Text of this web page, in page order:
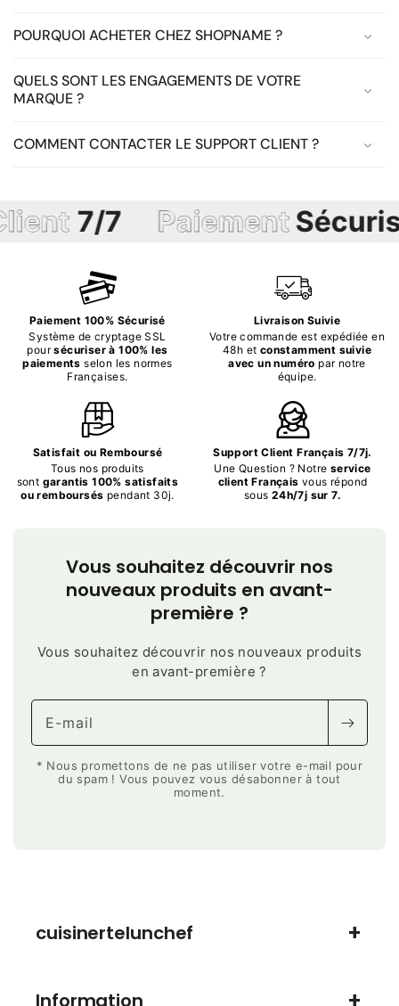
POURQUOI ACHETER CHEZ SHOPNAME ?
QUELS SONT LES ENGAGEMENTS DE VOTRE
MARQUE ?
COMMENT CONTACTER LE SUPPORT CLIENT ?
7/7 PaiementSécurisé
Paiement 100% Sécurisé
Système de cryptage SSL
poursécuriser à 100% les
paiements selon les normes
Françaises.
Livraison Suivie
Votre commande est expédiée en
48h et constamment suivie
avec un numéro par notre
équipe.
Satisfait ou Remboursé
Tous nos produits
sont garantis 100% satisfaits
ou remboursés pendant 30j.
Support Client Français 7/7j.
Une Question ? Notre service
client Français vous répond
sous 24h/7j sur 7.
Vous souhaitez découvrir nos
nouveaux produits en avant-
première ?
Vous souhaitez découvrir nos nouveaux produits
en avant-première ?
E-mail
* Nous promettons de ne pas utiliser votre e-mail pour
du spam ! Vous pouvez vous désabonner à tout
moment.
cuisinertelunchef
Information